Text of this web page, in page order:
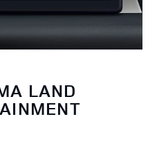
LAND